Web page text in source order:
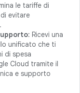
le tariffe di
evitare
: Ricevi una
unificato che ti
di spesa
Cloud tramite il
e supporto